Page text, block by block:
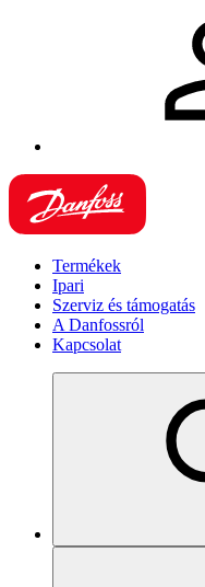
Termékek
Ipari
Szerviz és támogatás
A Danfossról
Kapcsolat